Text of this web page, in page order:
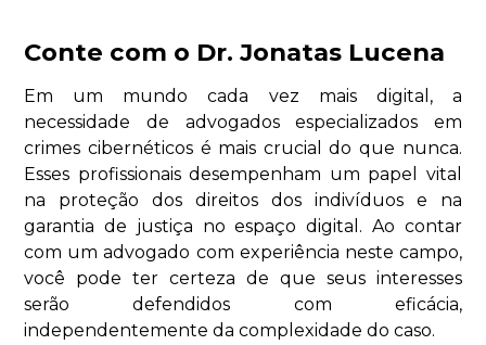
Conte com o Dr. Jonatas Lucena
Em um mundo cada vez mais digital, a
necessidade de advogados especializados em
crimes cibernéticos é mais crucial do que nunca.
Esses profissionais desempenham um papel vital
na proteção dos direitos dos indivíduos e na
garantia de justiça no espaço digital. Ao contar
com um advogado com experiência neste campo,
você pode ter certeza de que seus interesses
serão defendidos com eficácia,
independentemente da complexidade do caso.